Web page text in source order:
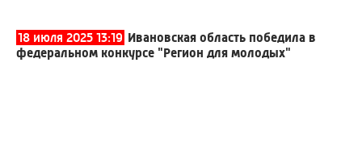
18 июля 2025 13:19 Ивановская область победила в
федеральном конкурсе "Регион для молодых"